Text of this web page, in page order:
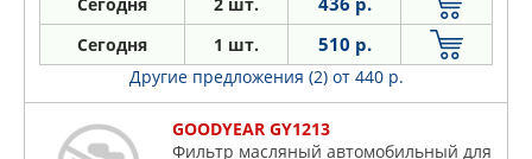
Сегодня 2 шт.
Сегодня 1 шт. 510 р.
Другие предложения (2) от 440 р.
GOODYEAR GY1213
Фильтр масляный автомобильный для